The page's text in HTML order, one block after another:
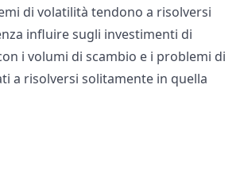
di volatilità tendono a risolversi
influire sugli investimenti di
i volumi di scambio e i problemi di
a risolversi solitamente in quella